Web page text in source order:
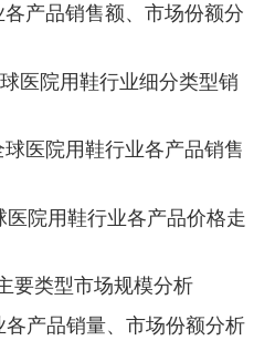
产品销售额、市场份额分
医院用鞋行业细分类型销
医院用鞋行业各产品销售
院用鞋行业各产品价格走
要类型市场规模分析
各产品销量、市场份额分析